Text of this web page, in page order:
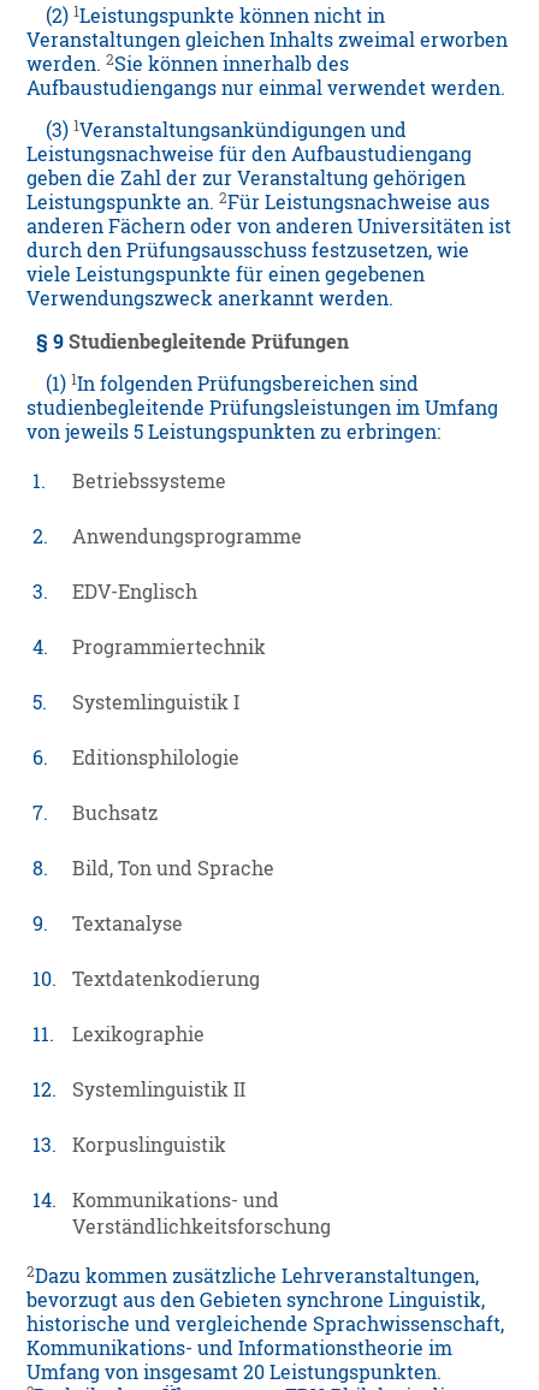
(2)1Leistungspunkte können nicht in
Veranstaltungen gleichen Inhalts zweimal erworben
werden.2Sie können innerhalb des
Aufbaustudiengangs nur einmal verwendet werden.
(3)1Veranstaltungsankündigungen und
Leistungsnachweise für den Aufbaustudiengang
geben die Zahl der zur Veranstaltung gehörigen
Leistungspunkte an.2Für Leistungsnachweise aus
anderen Fächern oder von anderen Universitäten ist
durch den Prüfungsausschuss festzusetzen, wie
viele Leistungspunkte für einen gegebenen
Verwendungszweck anerkannt werden.
§ 9 Studienbegleitende Prüfungen
(1)1In folgenden Prüfungsbereichen sind
studienbegleitende Prüfungsleistungen im Umfang
von jeweils 5 Leistungspunkten zu erbringen:
1. Betriebssysteme
2. Anwendungsprogramme
3. EDV-Englisch
4. Programmiertechnik
5. Systemlinguistik I
6. Editionsphilologie
7. Buchsatz
8. Bild, Ton und Sprache
9. Textanalyse
10. Textdatenkodierung
11. Lexikographie
12. Systemlinguistik II
13. Korpuslinguistik
14.
Kommunikations- und
Verständlichkeitsforschung
2Dazu kommen zusätzliche Lehrveranstaltungen,
bevorzugt aus den Gebieten synchrone Linguistik,
historische und vergleichende Sprachwissenschaft,
Kommunikations- und Informationstheorie im
Umfang von insgesamt 20 Leistungspunkten.